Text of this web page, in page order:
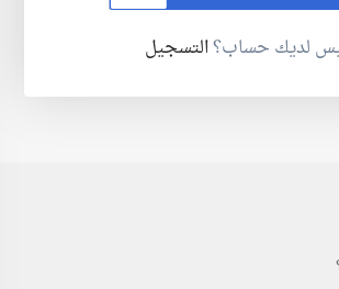
لديك حساب؟التسجيل